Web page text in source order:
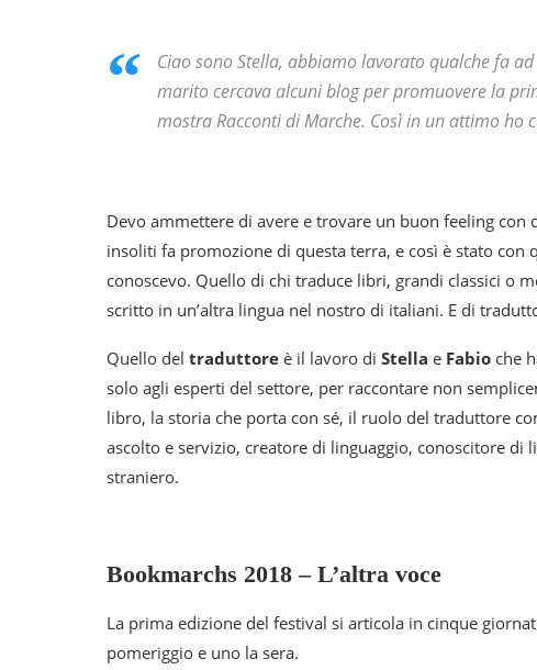
Ciao sono Stella, abbiamo lavorato qualche fa
marito cercava alcuni blog per promuovere la
mostra Racconti di Marche. Così in un attimo ho
Devo ammettere di avere e trovare un buon feeling con
insoliti fa promozione di questa terra, e così è stato
conoscevo. Quello di chi traduce libri, grandi classici o
scritto in un’altra lingua nel nostro di italiani. E di
Quello del traduttore è il lavoro di Stella e Fabio che
solo agli esperti del settore, per raccontare non
libro, la storia che porta con sé, il ruolo del traduttore
ascolto e servizio, creatore di linguaggio, conoscitore
straniero.
Bookmarchs 2018 – L’altra voce
La prima edizione del festival si articola in cinque
pomeriggio e uno la sera.